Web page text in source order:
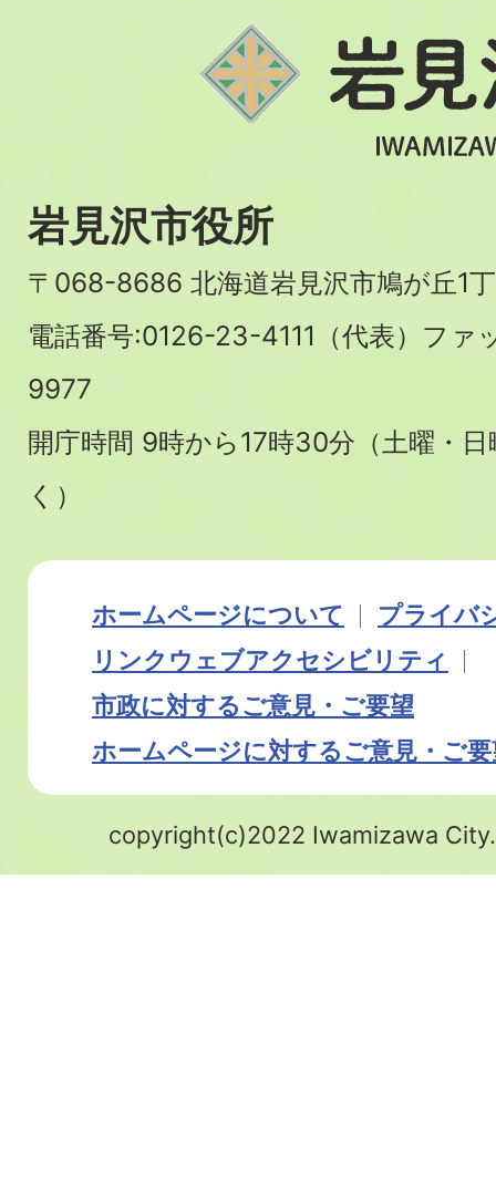
岩見沢市役所
〒068-8686 北海道岩見沢市鳩が丘1
電話番号:0126-23-4111（代表）フ
9977
開庁時間 9時から17時30分（土曜・
く）
ホームページについて
プライバ
リンク ウェブアクセシビリティ
市政に対するご意見・ご要望
ホームページに対するご意見・ご
copyright(c)2022 Iwamizawa